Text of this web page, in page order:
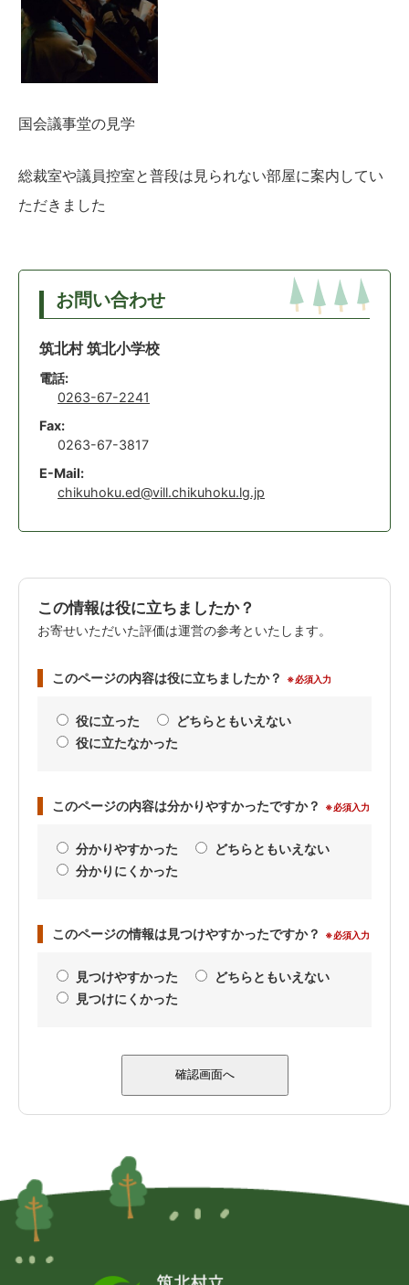
国会議事堂の見学
総裁室や議員控室と普段は見られない部屋に案内してい
ただきました
お問い合わせ
筑北村 筑北小学校
電話:
0263-67-2241
Fax:
0263-67-3817
E-Mail:
chikuhoku.ed@vill.chikuhoku.lg.jp
この情報は役に立ちましたか？
お寄せいただいた評価は運営の参考といたします。
このページの内容は役に立ちましたか？ ※必須入力
役に立った
どちらともいえない
役に立たなかった
このページの内容は分かりやすかったですか？ ※必須入力
分かりやすかった
どちらともいえない
分かりにくかった
このページの情報は見つけやすかったですか？ ※必須入力
見つけやすかった
どちらともいえない
見つけにくかった